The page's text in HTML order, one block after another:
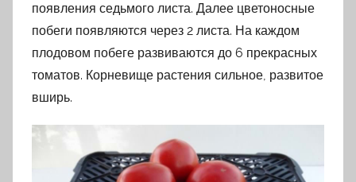
появления седьмого листа. Далее цветоносные
побеги появляются через 2 листа. На каждом
плодовом побеге развиваются до 6 прекрасных
томатов. Корневище растения сильное, развитое
вширь.